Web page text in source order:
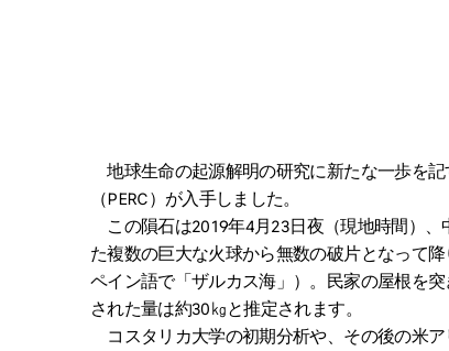
地球生命の起源解明の研究に新たな一歩を
（PERC）が入手しました。
この隕石は2019年4月23日夜（現地時間）
た複数の巨大な火球から無数の破片となって
ペイン語で「ザルカス海」）。民家の屋根を
された量は約30㎏と推定されます。
コスタリカ大学の初期分析や、その後の米